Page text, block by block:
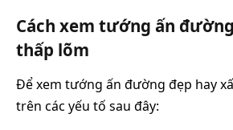
Cách xem tướng ấn
thấp lõm
Để xem tướng ấn đường đẹp hay
trên các yếu tố sau đây: